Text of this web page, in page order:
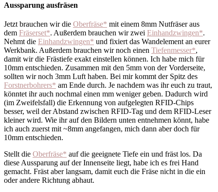
Aussparung ausfräsen
Jetzt brauchen wir die Oberfräse* mit einem 8mm Nutfräser aus
dem Fräserset*. Außerdem brauchen wir zwei Einhandzwingen*.
Nehmt die Einhandzwingen* und fixiert das Wandelement an eurer
Werkbank. Außerdem brauchen wir noch einen Tiefenmesser*,
damit wir die Frästiefe exakt einstellen können. Ich habe mich für
10mm entschieden. Zusammen mit den 5mm von der Vorderseite,
sollten wir noch 3mm Luft haben. Bei mir kommt der Spitz des
Forstnerbohrers* am Ende durch. Je nachdem was ihr euch zu traut,
könntet ihr auch nochmal einen mm weniger geben. Dadurch wird
(im Zweifelsfall) die Erkennung von aufgelegten RFID-Chips
besser, weil der Abstand zwischen RFID-Tag und dem RFID-Leser
kleiner wird. Wie ihr auf den Bildern unten entnehmen könnt, habe
ich auch zuerst mit ~8mm angefangen, mich dann aber doch für
10mm entschieden.
Stellt die Oberfräse* auf die geeignete Tiefe ein und fräst los. Da
diese Aussparung auf der Innenseite liegt, habe ich es frei Hand
gemacht. Fräst aber langsam, damit euch die Fräse nicht in die ein
oder andere Richtung abhaut.